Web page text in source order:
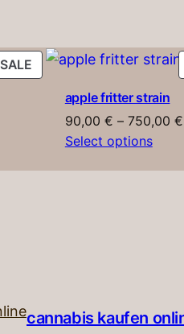
SALEPRODUCT
ON
apple fritter strain
90,00 € – 750,00 €
Select options
cannabis kaufen